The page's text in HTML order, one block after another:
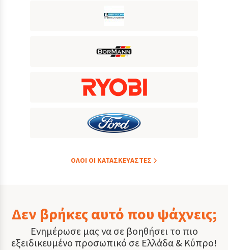
ΟΛOI ΟΙ ΚΑΤΑΣΚΕYΑΣΤΕΣ
Δεν βρήκες αυτό που ψάχνεις;
Ενημέρωσε μας να σε βοηθήσει το πιο
εξειδικευμένο προσωπικό σε Ελλάδα & Κύπρο!